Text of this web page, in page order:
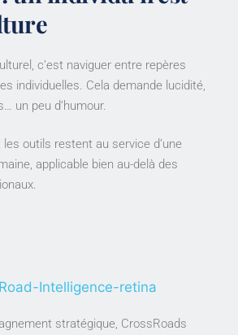
c’est naviguer entre repères
individuelles. Cela demande lucidité,
un peu d’humour.
outils restent au service d’une
applicable bien au-delà des
stratégique, CrossRoads